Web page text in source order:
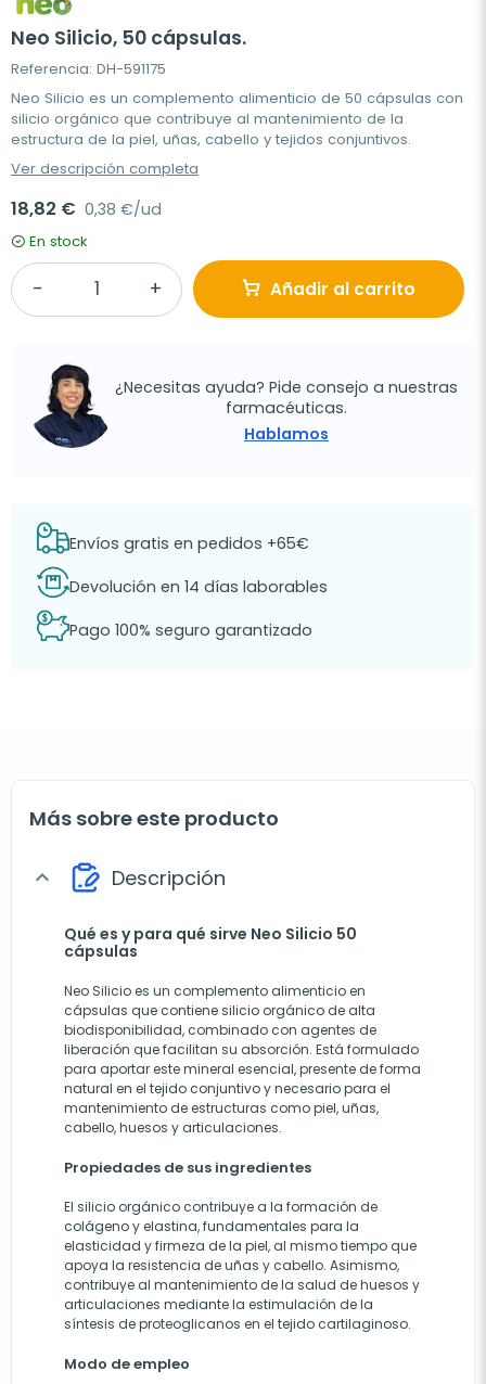
Neo Silicio, 50 cápsulas.
Referencia: DH-591175
Neo Silicio es un complemento alimenticio de 50 cápsulas con
silicio orgánico que contribuye al mantenimiento de la
estructura de la piel, uñas, cabello y tejidos conjuntivos.
Ver descripción completa
18,82 € 0,38 €/ud
En stock
Añadir al carrito
¿Necesitas ayuda? Pide consejo a nuestras
farmacéuticas.
Hablamos
Envíos gratis en pedidos +65€
Devolución en 14 días laborables
Pago 100% seguro garantizado
Más sobre este producto
expand_more Descripción
Qué es y para qué sirve Neo Silicio 50
cápsulas
Neo Silicio es un complemento alimenticio en
cápsulas que contiene silicio orgánico de alta
biodisponibilidad, combinado con agentes de
liberación que facilitan su absorción. Está formulado
para aportar este mineral esencial, presente de forma
natural en el tejido conjuntivo y necesario para el
mantenimiento de estructuras como piel, uñas,
cabello, huesos y articulaciones.
Propiedades de sus ingredientes
El silicio orgánico contribuye a la formación de
colágeno y elastina, fundamentales para la
elasticidad y firmeza de la piel, al mismo tiempo que
apoya la resistencia de uñas y cabello. Asimismo,
contribuye al mantenimiento de la salud de huesos y
articulaciones mediante la estimulación de la
síntesis de proteoglicanos en el tejido cartilaginoso.
Modo de empleo